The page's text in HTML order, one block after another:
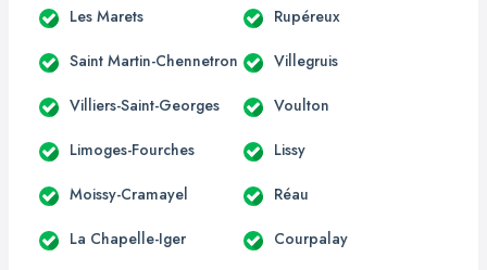
Les Marets Rupéreux
Saint Martin-Chennetron Villegruis
Villiers-Saint-Georges Voulton
Limoges-Fourches Lissy
Moissy-Cramayel Réau
La Chapelle-Iger Courpalay